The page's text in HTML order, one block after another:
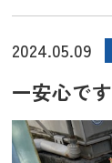
2024.05.09
一安心です